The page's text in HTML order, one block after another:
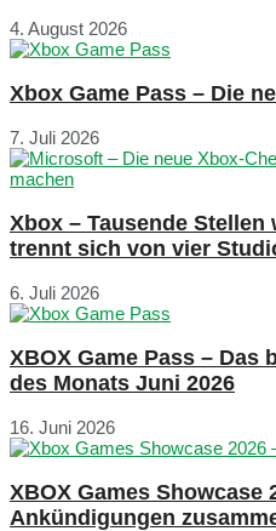
4. August 2026
Xbox Game Pass – Die
7. Juli 2026
Xbox – Tausende
trennt sich von vier
6. Juli 2026
XBOX Game Pass – Das
des Monats Juni 2026
16. Juni 2026
XBOX Games Showcase
Ankündigungen